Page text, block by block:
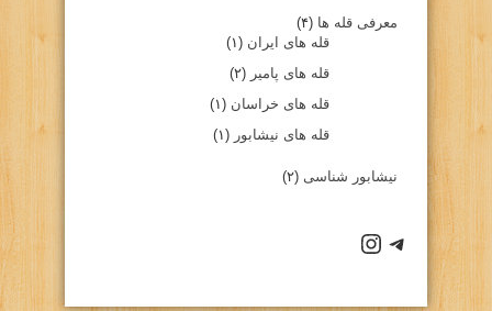
معرفی قله ها (۴)
قله های ایران (۱)
قله های پامیر (۲)
قله های خراسان (۱)
قله های نیشابور (۱)
نیشابور شناسی (۲)
كانال تلگرام باشگاه
صفحه اينستاگرام باشگاه